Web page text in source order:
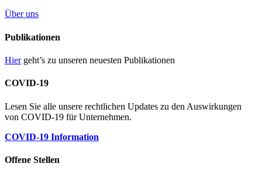
Über uns
Publikationen
Hiergeht’s zu unseren neuesten Publikationen
COVID-19
Lesen Sie alle unsere rechtlichen Updates zu den Auswirkungen
von COVID-19 für Unternehmen.
COVID-19 Information
Offene Stellen